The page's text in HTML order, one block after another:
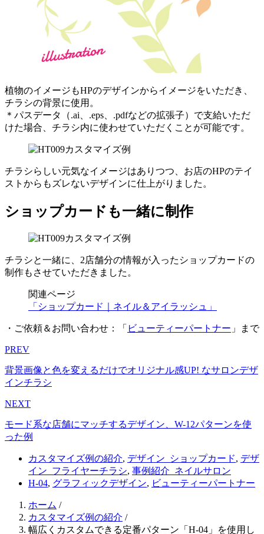
植物のイメージもHPのデザインからイメージをいただき、
チラシの背景に使用。
＊パスデータ（.ai、.eps、.pdfなどの拡張子）で支給いただ
けた場合、チラシ内に使わせていただくことが可能です。
チラシらしい元気なイメージはありつつ、お店のHPのテイ
ストからもズレないデザインに仕上がりました。
ショップカードも一緒に制作
チラシと一緒に、2店舗分の情報が入ったショップカードの
制作もさせていただきました。
関連ページ
「ショップカード｜ネイル＆アイラッシュ」
・ご依頼＆お問い合わせ：「 ビューティーパートナー 」まで
PREV
背景画像と色を変えるだけでオリジナル感UP! なサロンデザ
インチラシ
NEXT
モード系な店舗にマッチするデザイン、W-12パターンを使
った例
カスタマイズ例の紹介, デザイン_ショップカード, デザ
イン_フライヤーチラシ, 事例紹介_ネイルサロン
H-04, グラフィックデザイン, ビューティーパートナー
ホーム /
カスタマイズ例の紹介 /
幅広くカスタムできる定番パターン「H-04」を使用し